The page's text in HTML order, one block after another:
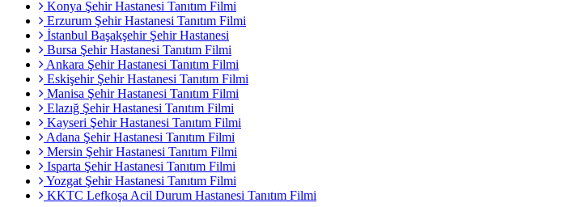
Konya Şehir Hastanesi Tanıtım Filmi
Erzurum Şehir Hastanesi Tanıtım Filmi
İstanbul Başakşehir Şehir Hastanesi
Bursa Şehir Hastanesi Tanıtım Filmi
Ankara Şehir Hastanesi Tanıtım Filmi
Eskişehir Şehir Hastanesi Tanıtım Filmi
Manisa Şehir Hastanesi Tanıtım Filmi
Elazığ Şehir Hastanesi Tanıtım Filmi
Kayseri Şehir Hastanesi Tanıtım Filmi
Adana Şehir Hastanesi Tanıtım Filmi
Mersin Şehir Hastanesi Tanıtım Filmi
Isparta Şehir Hastanesi Tanıtım Filmi
Yozgat Şehir Hastanesi Tanıtım Filmi
KKTC Lefkoşa Acil Durum Hastanesi Tanıtım Filmi